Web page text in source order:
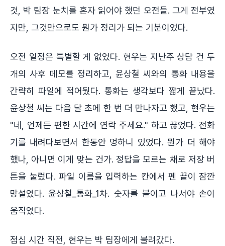
것, 박 팀장 눈치를 혼자 읽어야 했던 오전들. 그게 전부였
지만, 그것만으로도 뭔가 정리가 되는 기분이었다.
오전 일정은 특별할 게 없었다. 현우는 지난주 상담 건 두
개의 사후 메모를 정리하고, 윤상철 씨와의 통화 내용을
간략히 파일에 적어뒀다. 통화는 생각보다 짧게 끝났다.
윤상철 씨는 다음 달 초에 한 번 더 만나자고 했고, 현우는
"네, 언제든 편한 시간에 연락 주세요." 하고 끊었다. 전화
기를 내려다보면서 한동안 멍하니 있었다. 뭔가 더 해야
했나, 아니면 이게 맞는 건가. 정답을 모르는 채로 저장 버
튼을 눌렀다. 파일 이름을 입력하는 칸에서 펜 끝이 잠깐
망설였다. 윤상철_통화_1차. 숫자를 붙이고 나서야 손이
움직였다.
점심 시간 직전, 현우는 박 팀장에게 불려갔다.